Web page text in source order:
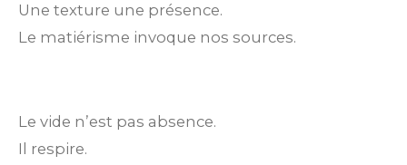
Une texture une présence.
Le matiérisme invoque nos sources.
Le vide n’est pas absence.
Il respire.